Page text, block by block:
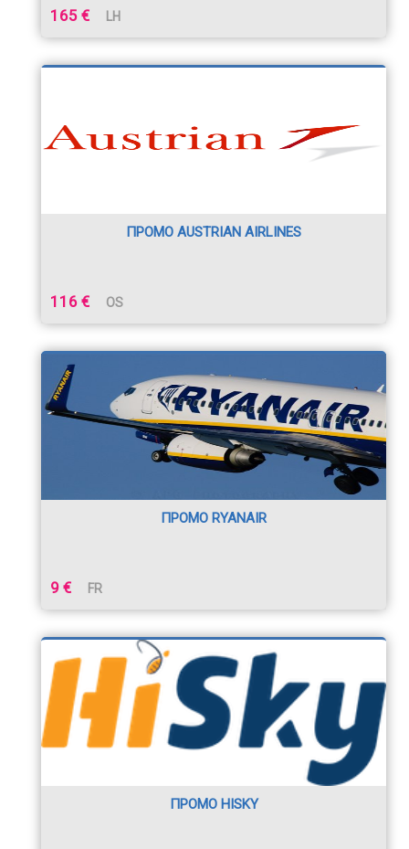
165 € LH
ПРОМО AUSTRIAN AIRLINES
116 € OS
ПРОМО RYANAIR
9 € FR
ПРОМО HISKY